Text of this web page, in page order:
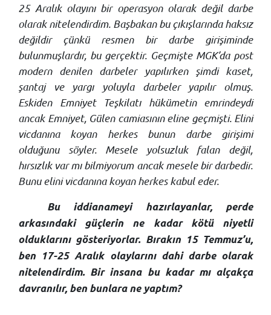
25 Aralık olayını bir operasyon olarak değil darbe
olarak nitelendirdim. Başbakan bu çıkışlarında haksız
değildir çünkü resmen bir darbe girişiminde
bulunmuşlardır, bu gerçektir. Geçmişte MGK’da post
modern denilen darbeler yapılırken şimdi kaset,
şantaj ve yargı yoluyla darbeler yapılır olmuş.
Eskiden Emniyet Teşkilatı hükümetin emrindeydi
ancak Emniyet, Gülen camiasının eline geçmişti. Elini
vicdanına koyan herkes bunun darbe girişimi
olduğunu söyler. Mesele yolsuzluk falan değil,
hırsızlık var mı bilmiyorum ancak mesele bir darbedir.
Bunu elini vicdanına koyan herkes kabul eder.
Bu iddianameyi hazırlayanlar, perde
arkasındaki güçlerin ne kadar kötü niyetli
olduklarını gösteriyorlar. Bırakın 15 Temmuz’u,
ben 17-25 Aralık olaylarını dahi darbe olarak
nitelendirdim. Bir insana bu kadar mı alçakça
davranılır, ben bunlara ne yaptım?